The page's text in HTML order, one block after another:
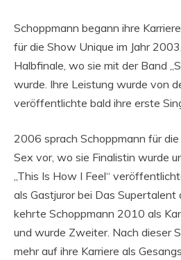
Schoppmann begann ihre
für die Show Unique im Jahr
Halbfinale, wo sie mit der Band
wurde. Ihre Leistung wurde von
veröffentlichte bald ihre erste
2006 sprach Schoppmann für
Sex vor, wo sie Finalistin wurde
„This Is How I Feel“
als Gastjuror bei Das
kehrte Schoppmann 2010 als
und wurde Zweiter. Nach dieser
mehr auf ihre Karriere als